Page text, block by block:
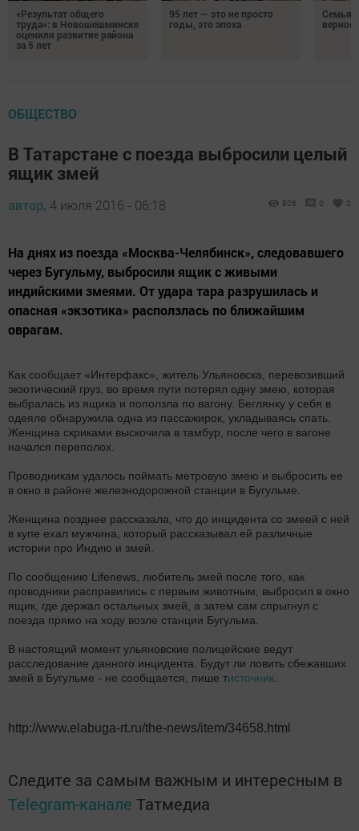
«Результат общего
труда»: в Новошешминске
оценили развитие района
за 5 лет
95 лет — это не просто
годы, это эпоха
Семья
ОБЩЕСТВО
В Татарстане с поезда выбросили целый
ящик змей
автор, 4 июля 2016 - 06:18 806 0 0
На днях из поезда «Москва-Челябинск», следовавшего
через Бугульму, выбросили ящик с живыми
индийскими змеями. От удара тара разрушилась и
опасная «экзотика» расползлась по ближайшим
оврагам.
Как сообщает «Интерфакс», житель Ульяновска, перевозивший
экзотический груз, во время пути потерял одну змею, которая
выбралась из ящика и поползла по вагону. Беглянку у себя в
одеяле обнаружила одна из пассажирок, укладываясь спать.
Женщина скриками выскочила в тамбур, после чего в вагоне
начался переполох.
Проводникам удалось поймать метровую змею и выбросить ее
в окно в районе железнодорожной станции в Бугульме.
Женщина позднее рассказала, что до инцидента со змеей с ней
в купе ехал мужчина, который рассказывал ей различные
истории про Индию и змей.
По сообщению Lifenews, любитель змей после того, как
проводники расправились с первым животным, выбросил в окно
ящик, где держал остальных змей, а затем сам спрыгнул с
поезда прямо на ходу возле станции Бугульма.
В настоящий момент ульяновские полицейские ведут
расследование данного инцидента. Будут ли ловить сбежавших
змей в Бугульме - не сообщается, пише тисточник
http://www.elabuga-rt.ru/the-news/item/34658.html
Следите за самым важным и интересным в
Telegram-канале Татмедиа